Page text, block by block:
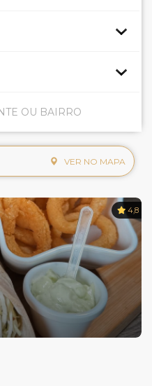
VER NO MAPA
4,8